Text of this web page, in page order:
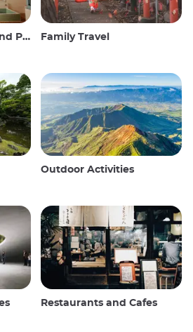
Baths Family Travel
Outdoor Activities
Restaurants and Cafes